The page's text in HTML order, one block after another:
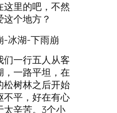
这里的吧，不然
个地方？
-冰湖-下雨崩
们一行五人从客
，一路平坦，在
松树林之后开始
不平，好在有心
太辛苦。3个小